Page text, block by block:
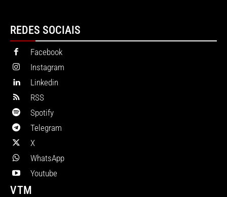
REDES SOCIAIS
Facebook
Instagram
Linkedin
RSS
Spotify
Telegram
X
WhatsApp
Youtube
VTM